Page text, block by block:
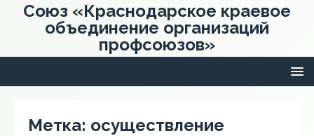
Союз «Краснодарское краевое
объединение организаций
профсоюзов»
Метка: осуществление